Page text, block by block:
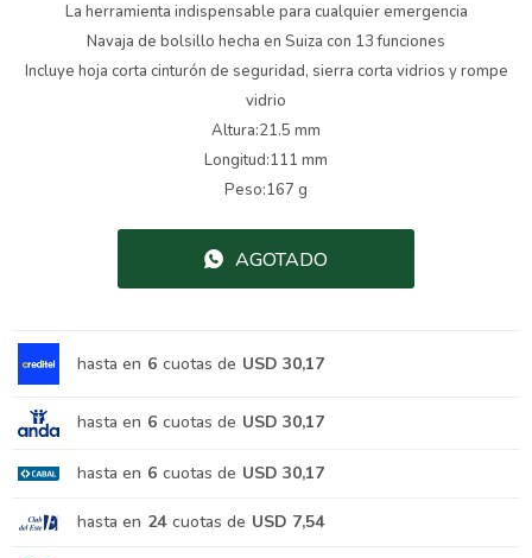
La herramienta indispensable para cualquier emergencia
Navaja de bolsillo hecha en Suiza con 13 funciones
Incluye hoja corta cinturón de seguridad, sierra corta vidrios y rompe
vidrio
Altura:21.5 mm
Longitud:111 mm
Peso:167 g
AGOTADO
hasta en 6 cuotas de USD 30,17
hasta en 6 cuotas de USD 30,17
hasta en 6 cuotas de USD 30,17
hasta en 24 cuotas de USD 7,54